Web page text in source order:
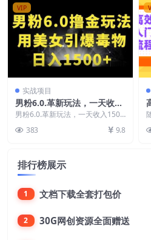
VIP
实战项目
男粉6.0.革新玩法，一天收入
1500+，用美女引爆得物APP
【揭秘】
男粉6.0.革新玩法，一天收入1500
内容介绍...
383 9.8
排行榜展示
1 文档下载全套打包价
2 30G网创资源全面赠送